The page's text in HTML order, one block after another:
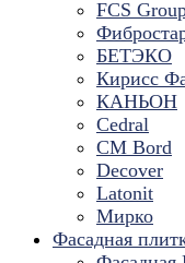
FCS
БЕТЭКО
Кирисс
КАНЬОН
Cedral
CM Bord
Decover
Latonit
Мирко
Фасадная